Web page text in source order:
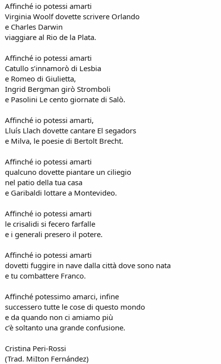
Affinché io potessi amarti
Virginia Woolf dovette scrivere Orlando
e Charles Darwin
viaggiare al Rio de la Plata.
Affinché io potessi amarti
Catullo s’innamorò di Lesbia
e Romeo di Giulietta,
Ingrid Bergman girò Stromboli
e Pasolini Le cento giornate di Salò.
Affinché io potessi amarti,
Lluís Llach dovette cantare El segadors
e Milva, le poesie di Bertolt Brecht.
Affinché io potessi amarti
qualcuno dovette piantare un ciliegio
nel patio della tua casa
e Garibaldi lottare a Montevideo.
Affinché io potessi amarti
le crisalidi si fecero farfalle
e i generali presero il potere.
Affinché io potessi amarti
dovetti fuggire in nave dalla città dove sono nata
e tu combattere Franco.
Affinché potessimo amarci, infine
successero tutte le cose di questo mondo
e da quando non ci amiamo più
c’è soltanto una grande confusione.
Cristina Peri-Rossi
(Trad. MiIton Fernández)